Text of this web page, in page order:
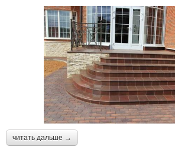
читать дальше →